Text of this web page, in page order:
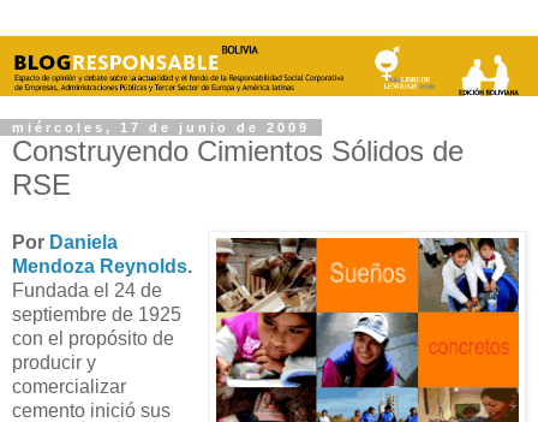
miércoles, 17 de junio de 2009
Construyendo Cimientos Sólidos de
RSE
Por Daniela
Mendoza Reynolds.
Fundada el 24 de
septiembre de 1925
con el propósito de
producir y
comercializar
cemento inició sus